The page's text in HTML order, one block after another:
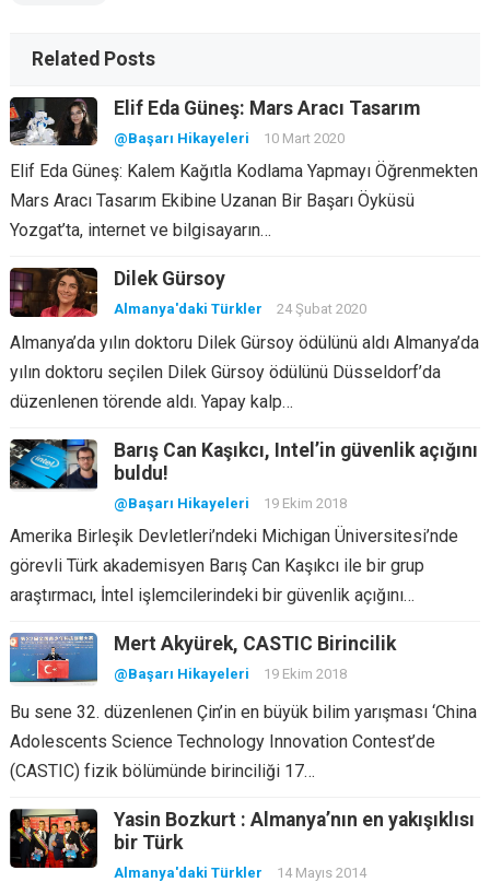
Related Posts
Elif Eda Güneş: Mars Aracı Tasarım
@Başarı Hikayeleri 10 Mart 2020
Elif Eda Güneş: Kalem Kağıtla Kodlama Yapmayı Öğrenmekten
Mars Aracı Tasarım Ekibine Uzanan Bir Başarı Öyküsü
Yozgat’ta, internet ve bilgisayarın…
Dilek Gürsoy
Almanya'daki Türkler 24 Şubat 2020
Almanya’da yılın doktoru Dilek Gürsoy ödülünü aldı Almanya’da
yılın doktoru seçilen Dilek Gürsoy ödülünü Düsseldorf’da
düzenlenen törende aldı. Yapay kalp…
Barış Can Kaşıkcı, Intel’in güvenlik açığını
buldu!
@Başarı Hikayeleri 19 Ekim 2018
Amerika Birleşik Devletleri’ndeki Michigan Üniversitesi’nde
görevli Türk akademisyen Barış Can Kaşıkcı ile bir grup
araştırmacı, İntel işlemcilerindeki bir güvenlik açığını…
Mert Akyürek, CASTIC Birincilik
@Başarı Hikayeleri 19 Ekim 2018
Bu sene 32. düzenlenen Çin’in en büyük bilim yarışması ‘China
Adolescents Science Technology Innovation Contest’de
(CASTIC) fizik bölümünde birinciliği 17…
Yasin Bozkurt : Almanya’nın en yakışıklısı
bir Türk
Almanya'daki Türkler 14 Mayıs 2014